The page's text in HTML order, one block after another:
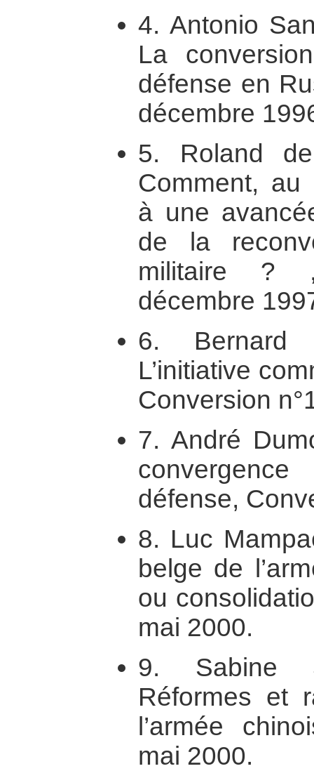
4. Antonio
La
défense en
décembre
5. Roland
Comment, au
à une
de la
militaire ?
décembre
6. Bernard
L’initiative
Conversion
7. André
défense,
8. Luc
belge de
ou
mai 2000.
9. Sabine
Réformes et
l’armée
mai 2000.